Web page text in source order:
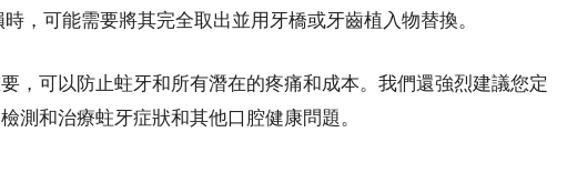
，可能需要將其完全取出並用牙橋或牙齒植入物替換。
，可以防止蛀牙和所有潛在的疼痛和成本。我們還強烈建議您定
測和治療蛀牙症狀和其他口腔健康問題。